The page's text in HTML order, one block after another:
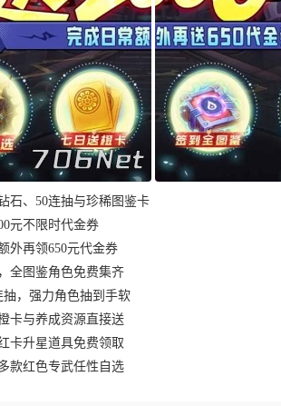
石、50连抽与珍稀图鉴卡
元不限时代金券
外再领650元代金券
全图鉴角色免费集齐
，强力角色抽到手软
卡与养成资源直接送
卡升星道具免费领取
款红色专武任性自选